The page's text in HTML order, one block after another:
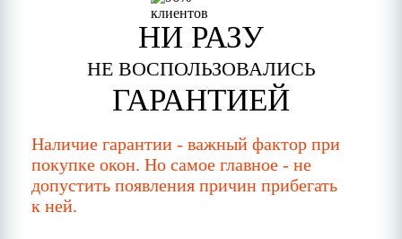
НИ РАЗУ
НЕ ВОСПОЛЬЗОВАЛИСЬ
ГАРАНТИЕЙ
Наличие гарантии - важный фактор при
покупке окон. Но самое главное - не
допустить появления причин прибегать
к ней.